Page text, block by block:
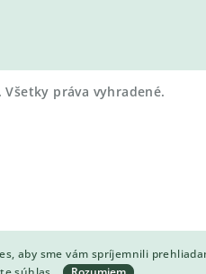
aby sme vám spríjemnili
. Všetky práva vyhradené.